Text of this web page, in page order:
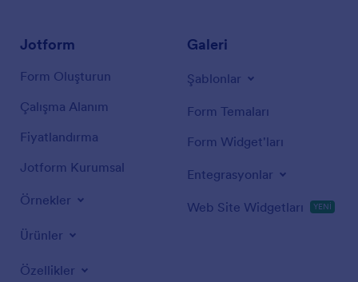
Jotform
Form Oluşturun
Çalışma Alanım
Fiyatlandırma
Jotform Kurumsal
Örnekler
Ürünler
Özellikler
Galeri
Şablonlar
Form Temaları
Form Widget'ları
Entegrasyonlar
Web Site Widgetları YENİ